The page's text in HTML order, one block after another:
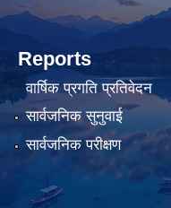
Reports
वार्षिक प्रगति प्रतिवेदन
सार्वजनिक सुनुवाई
सार्वजनिक परीक्षण